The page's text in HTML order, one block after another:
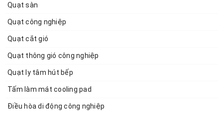
Quạt sàn
Quạt công nghiệp
Quạt cắt gió
Quạt thông gió công nghiệp
Quạt ly tâm hút bếp
Tấm làm mát cooling pad
Điều hòa di động công nghiệp